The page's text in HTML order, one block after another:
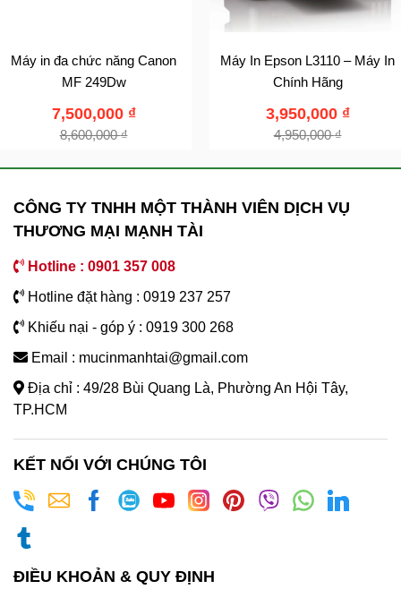
Máy in đa chức năng Canon
MF 249Dw
8,600,000₫
7,500,000 ₫
Máy In Epson L3110 – Máy In
Chính Hãng
4,950,000₫
3,950,000 ₫
CÔNG TY TNHH MỘT THÀNH VIÊN DỊCH VỤ
THƯƠNG MẠI MẠNH TÀI
Hotline : 0901 357 008
Hotline đặt hàng : 0919 237 257
Khiếu nại - góp ý : 0919 300 268
Email : mucinmanhtai@gmail.com
Địa chỉ : 49/28 Bùi Quang Là, Phường An Hội Tây,
TP.HCM
KẾT NỐI VỚI CHÚNG TÔI
ĐIỀU KHOẢN & QUY ĐỊNH